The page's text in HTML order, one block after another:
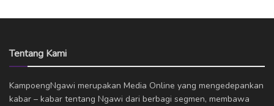
Tentang Kami
KampoengNgawi merupakan Media Online yang mengedepankan
kabar – kabar tentang Ngawi dari berbagi segmen, membawa